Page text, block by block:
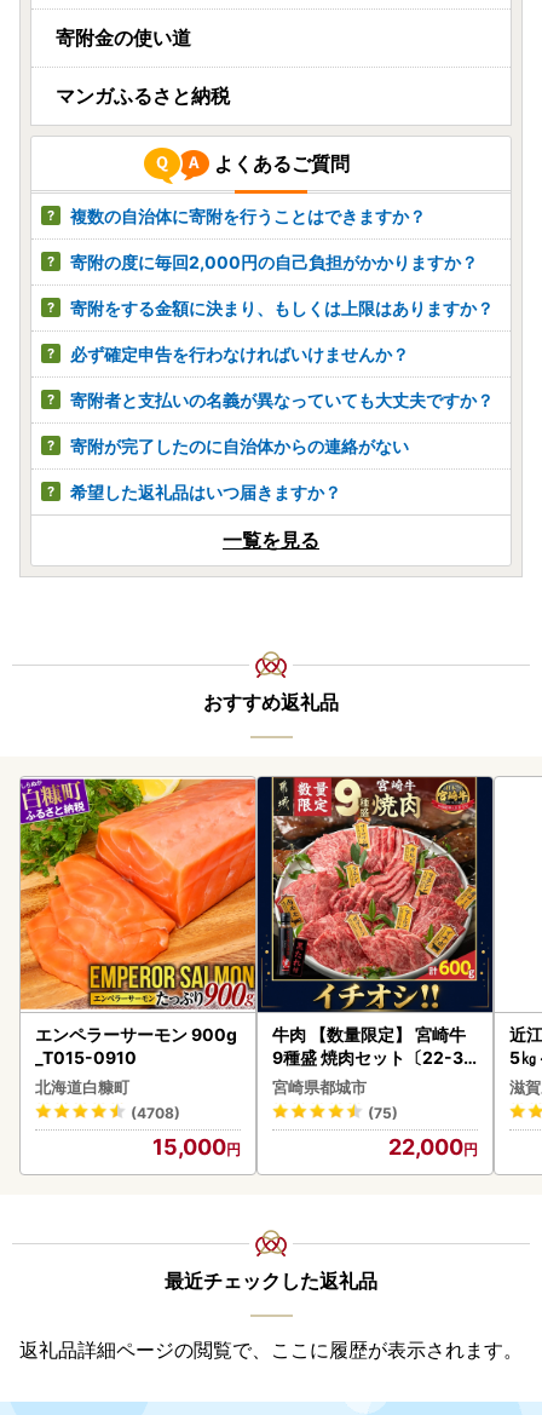
寄附金の使い道
マンガふるさと納税
よくあるご質問
複数の自治体に寄附を行うことはできますか？
寄附の度に毎回2,000円の自己負担がかかりますか？
寄附をする金額に決まり、もしくは上限はありますか？
必ず確定申告を行わなければいけませんか？
寄附者と支払いの名義が異なっていても大丈夫ですか？
寄附が完了したのに自治体からの連絡がない
希望した返礼品はいつ届きますか？
一覧を見る
おすすめ返礼品
エンペラーサーモン 900g
_T015-0910
北海道白糠町
(4708)
15,000
牛肉 【数量限定】 宮崎牛
9種盛 焼肉セット〔22-31
-006-600g〕都城 イチオ
シ!! 牛肉
宮崎県都城市
(75)
22,000
近
5㎏
菜
滋
最近チェックした返礼品
返礼品詳細ページの閲覧で、ここに履歴が表示されます。